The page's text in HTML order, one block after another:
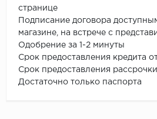
странице
Подписание договора
магазине, на встрече с
Одобрение за 1-2 минуты
Срок предоставления кредита
Срок предоставления
Достаточно только паспорта